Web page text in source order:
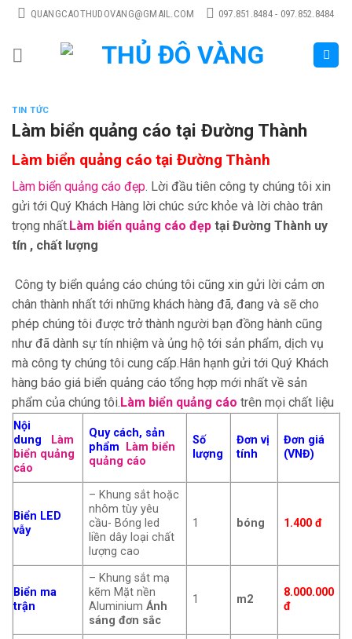
Skip
content
QUANGCAOTHUDOVANG@GMAIL.COM 097.851.8484 - 097.852.8484
TIN TỨC
Làm biển quảng cáo tại Đường Thành
Làm biển quảng cáo tại Đường Thành
Làm biển quảng cáo đẹp. Lời đầu tiên công ty chúng tôi xin
gửi tới Quý Khách Hàng lời chúc sức khỏe và lời chào trân
trọng nhất. Làm biển quảng cáo đẹp tại Đường Thành uy
tín , chất lượng
Công ty biển quảng cáo chúng tôi cũng xin gửi lời cảm ơn
chân thành nhất tới những khách hàng đã, đang và sẽ cho
phép chúng tôi được trở thành người bạn đồng hành cũng
như đã dành sự tín nhiệm và ủng hộ tới sản phẩm, dịch vụ
mà công ty chúng tôi cung cấp.Hân hạnh gửi tới Quý Khách
hàng báo giá biển quảng cáo tổng hợp mới nhất về sản
phẩm của chúng tôi. Làm biển quảng cáo trên mọi chất liệu
Nội
dung
Làm
biển quảng
cáo
Quy cách, sản
phẩm
Làm biển
quảng cáo
Số
lượng
Đơn vị
tính
Đơn giá
(VNĐ)
Biển LED
vẫy
– Khung sắt hoặc
nhôm tùy yêu
cầu- Bóng led
liền dây loại chất
lượng cao
1 bóng 1.400 đ
Biển ma
trận
– Khung sắt mạ
kẽm Mặt nền
AluminiumÁnh
sáng đơn sắc
1 m2
8.000.000
đ